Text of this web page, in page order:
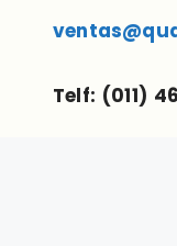
Telf: (011)